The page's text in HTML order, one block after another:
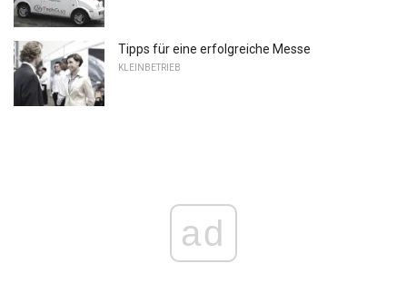
Tipps für eine erfolgreiche Messe
KLEINBETRIEB
ad